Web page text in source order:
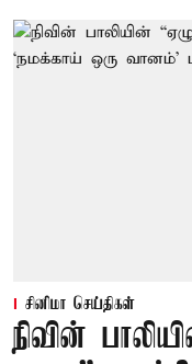
சினிமா செய்திகள்
நிவின்